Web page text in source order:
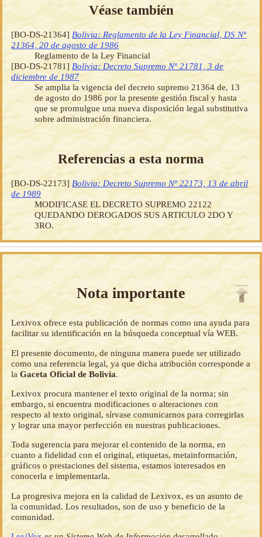
Véase también
[BO-DS-21364] Bolivia: Reglamento de la Ley Financial, DS Nº
21364, 20 de agosto de 1986
Reglamento de la Ley Financial
[BO-DS-21781] Bolivia: Decreto Supremo Nº 21781, 3 de
diciembre de 1987
Se amplia la vigencia del decreto supremo 21364 de, 13
de agosto do 1986 por la presente gestión fiscal y hasta
que se promulgue una nueva disposición legal substitutiva
sobre administración financiera.
Referencias a esta norma
[BO-DS-22173] Bolivia: Decreto Supremo Nº 22173, 13 de abril
de 1989
MODIFICASE EL DECRETO SUPREMO 22122
QUEDANDO DEROGADOS SUS ARTICULO 2DO Y
3RO.
Nota importante
Lexivox ofrece esta publicación de normas como una ayuda para
facilitar su identificación en la búsqueda conceptual vía WEB.
El presente documento, de ninguna manera puede ser utilizado
como una referencia legal, ya que dicha atribución corresponde a
laGaceta Oficial de Bolivia.
Lexivox procura mantener el texto original de la norma; sin
embargo, si encuentra modificaciones o alteraciones con
respecto al texto original, sírvase comunicarnos para corregirlas
y lograr una mayor perfección en nuestras publicaciones.
Toda sugerencia para mejorar el contenido de la norma, en
cuanto a fidelidad con el original, etiquetas, metainformación,
gráficos o prestaciones del sistema, estamos interesados en
conocerla e implementarla.
La progresiva mejora en la calidad de Lexivox, es un asunto de
la comunidad. Los resultados, son de uso y beneficio de la
comunidad.